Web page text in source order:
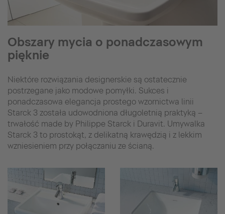
Obszary mycia o ponadczasowym
pięknie
Niektóre rozwiązania designerskie są ostatecznie
postrzegane jako modowe pomyłki. Sukces i
ponadczasowa elegancja prostego wzornictwa linii
Starck 3 została udowodniona długoletnią praktyką –
trwałość made by Philippe Starck i Duravit. Umywalka
Starck 3 to prostokąt, z delikatną krawędzią i z lekkim
wzniesieniem przy połączaniu ze ścianą.